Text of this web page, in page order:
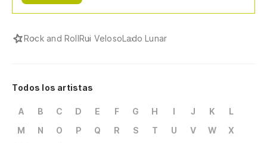
Rock and RollRui VelosoLado Lunar
Todos los artistas
A B C D E F G H I J K
L
M
N O P Q R S T U V W
X